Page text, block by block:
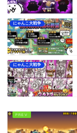
にゃんこ大戦争
にゃんこ大戦争